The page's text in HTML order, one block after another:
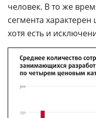
человек. В то же
сегмента
хотя есть и